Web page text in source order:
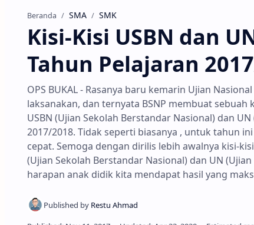
Beranda SMA SMK
Kisi-Kisi USBN dan
Tahun Pelajaran
OPS BUKAL - Rasanya baru kemarin Ujian
laksanakan, dan ternyata BSNP membuat
USBN (Ujian Sekolah Berstandar Nasional) dan
2017/2018. Tidak seperti biasanya , untuk tahun
cepat. Semoga dengan dirilis lebih awalnya kisi-
(Ujian Sekolah Berstandar Nasional) dan UN
harapan anak didik kita mendapat hasil yang